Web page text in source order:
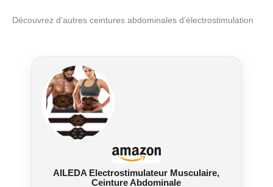
intensité 【CEINTURE ABDOMINALE EMS
electrostimulation, vous ne manquerez aucun
des grands spectacles et des corvées, et vous
n'aurez pas besoin d'aller à la salle de sport
pour être plus en forme et plus fort.L'écran LED
vous indiquera le nombre de calories que vous
avez brûlées, ce qui est définitivement motivant !
L'Ceinture Abdominale Electrostimulation est
livré avec un triple câble de charge USB, qui
en même temps. Gagnez du temps
Découvrez d’autres ceintures abdominales d’électrostimulation
AILEDA Electrostimulateur Musculaire,
Ceinture Abdominale